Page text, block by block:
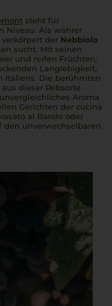
steht für
Niveau. Als wahrer
der Nebbiolo
sucht. Mit seinen
und reifen Früchten,
Langlebigkeit,
Italiens. Die berühmten
dieser Rebsorte
Aroma
Gerichten der cucina
al Barolo oder
den unverwechselbaren